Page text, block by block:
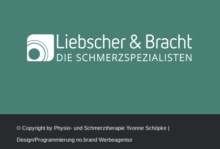
© Copyright by Physio- und Schmerztherapie Yvonne Schöpke |
Design/Programmierungno.brand Werbeagentur